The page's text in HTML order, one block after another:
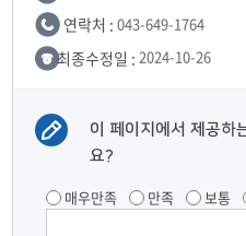
연락처 : 043-649-1764
최종수정일 : 2024-10-26
이 페이지에서 제공하
요?
매우만족 만족 보통